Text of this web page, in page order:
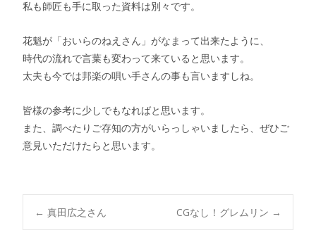
私も師匠も手に取った資料は別々です。
花魁が「おいらのねえさん」がなまって出来たように、
時代の流れで言葉も変わって来ていると思います。
太夫も今では邦楽の唄い手さんの事も言いますしね。
皆様の参考に少しでもなればと思います。
また、調べたりご存知の方がいらっしゃいましたら、ぜひご
意見いただけたらと思います。
Post
← 真田広之さん CGなし！グレムリン →